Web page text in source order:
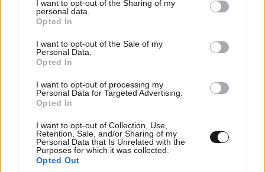
not limited to your visit or usage behaviour. You may click to
grant or deny consent to Google and its third-party tags to
use your data for below specified purposes in below Google
consent section.
I want to opt-out of the Sharing of my
personal data.
Opted In
I want to opt-out of the Sale of my
Personal Data.
Opted In
I want to opt-out of processing my
Personal Data for Targeted Advertising.
Opted In
I want to opt-out of Collection, Use,
Retention, Sale, and/or Sharing of my
Personal Data that Is Unrelated with the
Purposes for which it was collected.
Opted Out